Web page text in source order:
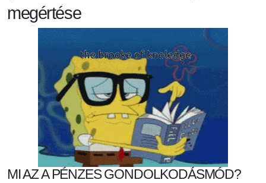
megértése
MI AZ A PÉNZES GONDOLKODÁSMÓD?